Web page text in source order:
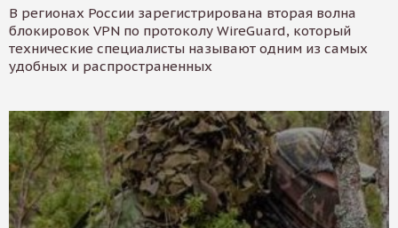
В регионах России зарегистрирована вторая волна
блокировок VPN по протоколу WireGuard, который
технические специалисты называют одним из самых
удобных и распространенных